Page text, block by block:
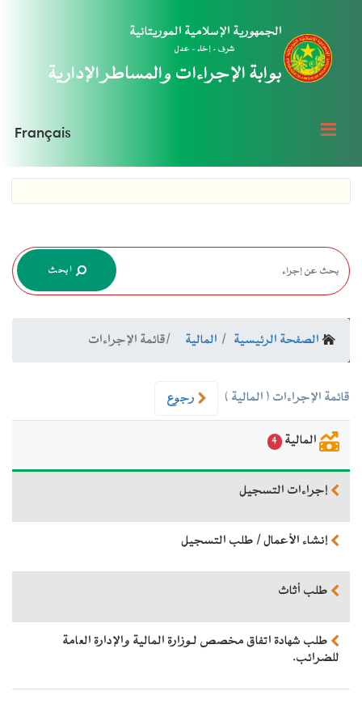
الجمهورية الإسلامية الموريتانية
شرف - إخاء - عدل
بوابة الإجراءات والمساطر الإدارية
Français
الصفحة الرئيسية المالية قائمة الإجراءات
قائمة الإجراءات ( المالية ) رجوع
المالية 4
إجراءات التسجيل
إنشاء الأعمال / طلب التسجيل
طلب أثاث
طلب شهادة اتفاق مخصص لـوزارة المالية والإدارة العامة
للضرائب.